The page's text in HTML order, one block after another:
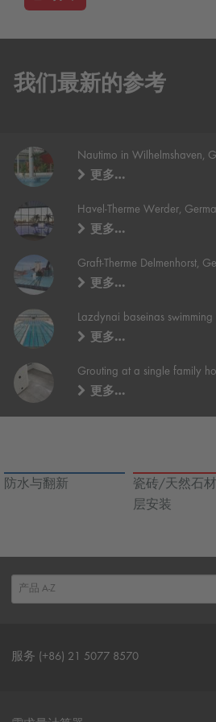
我们最新的参考
Nautimo in Wilhelmshaven,
更多…
Havel-Therme Werder,
更多…
Graft-Therme Delmenhorst,
更多…
Lazdynai baseinas
更多…
Grouting at a single family
更多…
防水与翻新
瓷砖/天然石
层安装
服务 (+86) 21 5077 8570